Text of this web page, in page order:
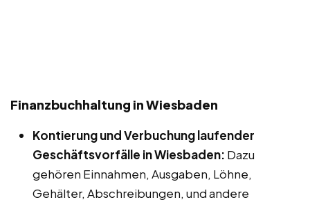
Finanzbuchhaltung in Wiesbaden
Kontierung und Verbuchung laufender
Geschäftsvorfälle in Wiesbaden: Dazu
gehören Einnahmen, Ausgaben, Löhne,
Gehälter, Abschreibungen, und andere